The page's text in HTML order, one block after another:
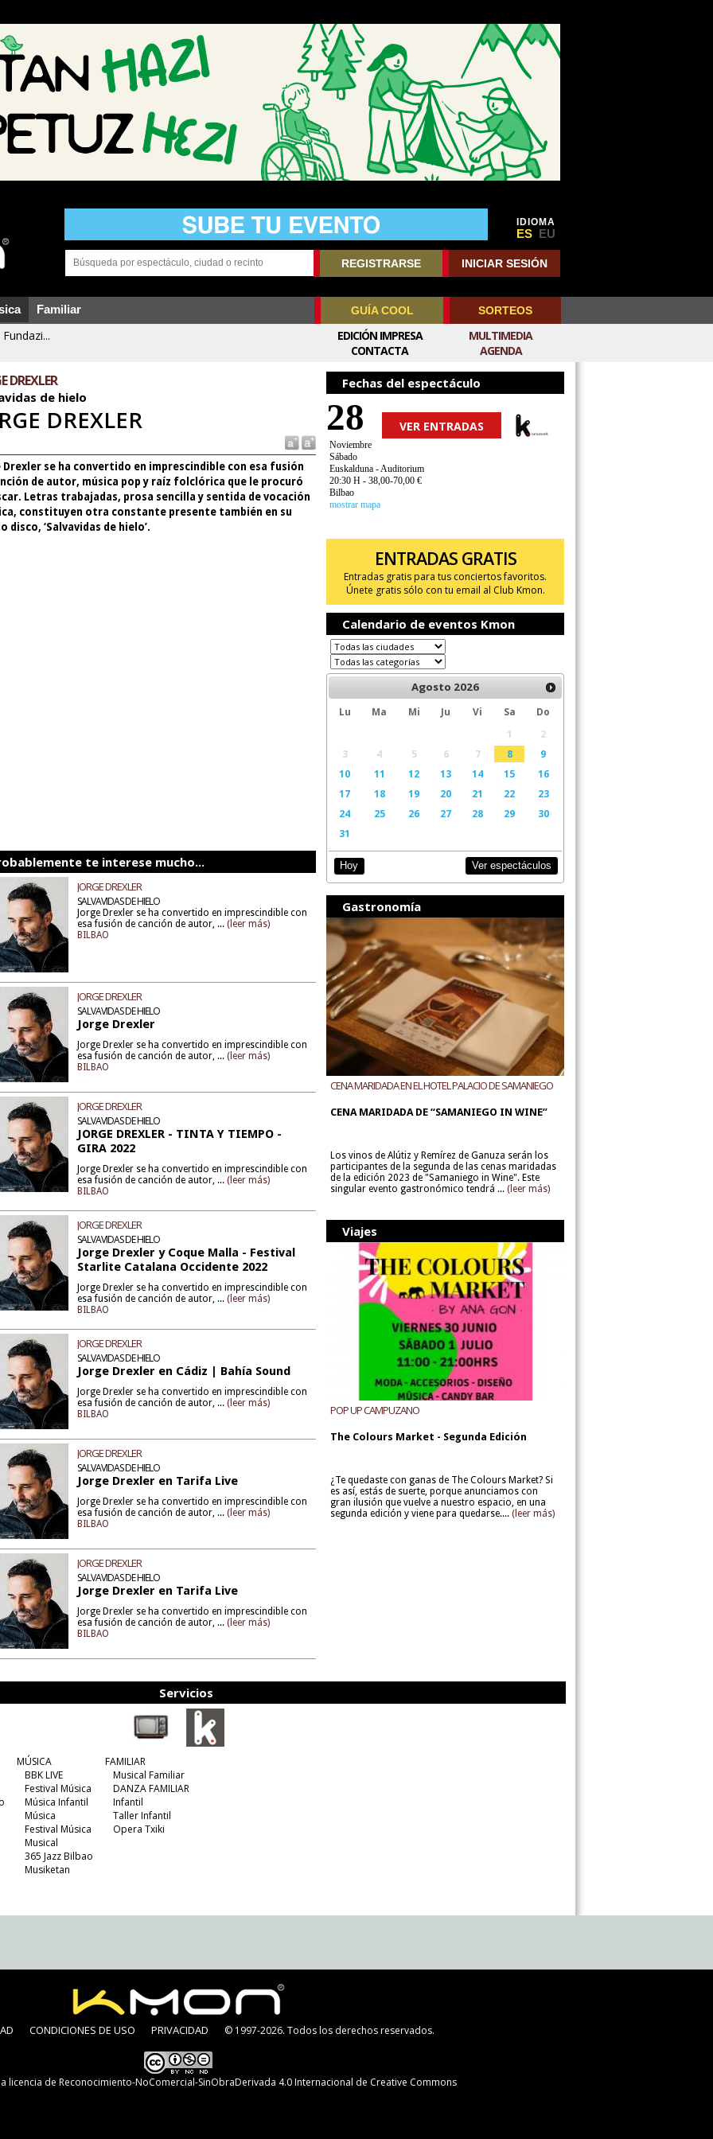
IDIOMA
ES EU
REGISTRARSE INICIAR SESIÓN
Familiar GUÍA COOL SORTEOS
MULTIMEDIA
AGENDA
EDICIÓN IMPRESA
CONTACTA
DREXLER
de hielo
DREXLER
Drexler se ha convertido en imprescindible con esa fusión
de autor, música pop y raíz folclórica que le procuró
Letras trabajadas, prosa sencilla y sentida de vocación
constituyen otra constante presente también en su
disco, ‘Salvavidas de hielo’.
te interese mucho...
JORGE DREXLER
SALVAVIDAS DE HIELO
Jorge Drexler se ha convertido en imprescindible con
esa fusión de canción de autor, ...(leer más)
BILBAO
JORGE DREXLER
SALVAVIDAS DE HIELO
Jorge Drexler
Jorge Drexler se ha convertido en imprescindible con
esa fusión de canción de autor, ...(leer más)
BILBAO
JORGE DREXLER
SALVAVIDAS DE HIELO
JORGE DREXLER - TINTA Y TIEMPO -
GIRA 2022
Jorge Drexler se ha convertido en imprescindible con
esa fusión de canción de autor, ...(leer más)
BILBAO
JORGE DREXLER
SALVAVIDAS DE HIELO
Jorge Drexler y Coque Malla - Festival
Starlite Catalana Occidente 2022
Jorge Drexler se ha convertido en imprescindible con
esa fusión de canción de autor, ...(leer más)
BILBAO
JORGE DREXLER
SALVAVIDAS DE HIELO
Jorge Drexler en Cádiz | Bahía Sound
Jorge Drexler se ha convertido en imprescindible con
esa fusión de canción de autor, ...(leer más)
BILBAO
JORGE DREXLER
SALVAVIDAS DE HIELO
Jorge Drexler en Tarifa Live
Jorge Drexler se ha convertido en imprescindible con
esa fusión de canción de autor, ...(leer más)
BILBAO
JORGE DREXLER
SALVAVIDAS DE HIELO
Jorge Drexler en Tarifa Live
Jorge Drexler se ha convertido en imprescindible con
esa fusión de canción de autor, ...(leer más)
BILBAO
Fechas del espectáculo
28 VER ENTRADAS
Noviembre
Sábado
Euskalduna - Auditorium
20:30 H - 38,00-70,00 €
Bilbao
mostrar mapa
ENTRADAS GRATIS
Entradas gratis para tus conciertos favoritos.
Únete gratis sólo con tu email al Club Kmon.
Calendario de eventos Kmon
Agosto 2026
Lu Ma Mi Ju Vi Sa
Do
1
2
3
4 5 6 7 8
9
10
11 12 13 14 15
16
17
18 19 20 21 22
23
24
25 26 27 28 29
30
31
Hoy Ver espectáculos
Gastronomía
CENA MARIDADA EN EL HOTEL PALACIO DE SAMANIEGO
CENA MARIDADA DE “SAMANIEGO IN WINE”
Los vinos de Alútiz y Remírez de Ganuza serán los
participantes de la segunda de las cenas maridadas
de la edición 2023 de "Samaniego in Wine". Este
singular evento gastronómico tendrá ... (leer más)
Viajes
POP UP CAMPUZANO
The Colours Market - Segunda Edición
¿Te quedaste con ganas de The Colours Market? Si
es así, estás de suerte, porque anunciamos con
gran ilusión que vuelve a nuestro espacio, en una
segunda edición y viene para quedarse.... (leer más)
Servicios
MÚSICA
BBK LIVE
Festival Música
Música Infantil
Música
Festival Música
Musical
365 Jazz Bilbao
Musiketan
FAMILIAR
Musical Familiar
DANZA FAMILIAR
Infantil
Taller Infantil
Opera Txiki
CONDICIONES DE USO PRIVACIDAD © 1997-2026. Todos los derechos reservados.
licencia de Reconocimiento-NoComercial-SinObraDerivada 4.0 Internacional de Creative Commons